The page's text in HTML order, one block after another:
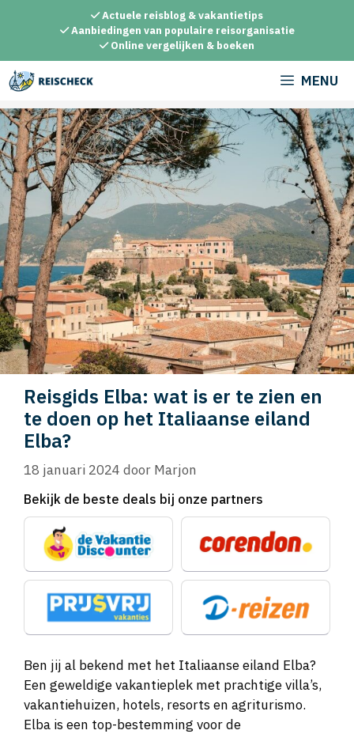
inhoud
Actuele reisblog & vakantietips
Aanbiedingen van populaire reisorganisatie
Online vergelijken & boeken
MENU
Reisgids Elba: wat is er te zien en
te doen op het Italiaanse eiland
Elba?
18 januari 2024 door Marjon
Bekijk de beste deals bij onze partners
Ben jij al bekend met het Italiaanse eiland Elba?
Een geweldige vakantieplek met prachtige villa’s,
vakantiehuizen, hotels, resorts en agriturismo.
Elba is een top-bestemming voor de